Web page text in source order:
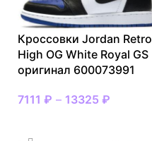
Кроссовки Jordan Retro
High OG White Royal GS
оригинал 600073991
7111 ₽ – 13325 ₽